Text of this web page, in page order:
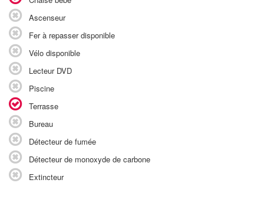
Ascenseur
Fer à repasser disponible
Vélo disponible
Lecteur DVD
Piscine
Terrasse
Bureau
Détecteur de fumée
Détecteur de monoxyde de carbone
Extincteur